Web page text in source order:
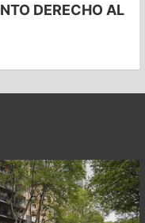
DERECHO AL